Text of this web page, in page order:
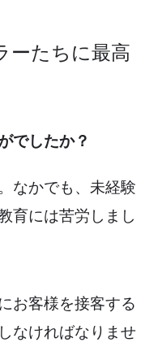
ーたちに最高
でしたか？
なかでも、未経験
育には苦労しまし
お客様を接客する
なければなりませ